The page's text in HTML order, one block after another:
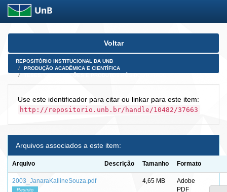
Skip
Voltar
REPOSITÓRIO INSTITUCIONAL DA UNB
PRODUÇÃO ACADÊMICA E CIENTÍFICA
Use este identificador para citar ou linkar para este item:
http://repositorio.unb.br/handle/10482/37663
Arquivos associados a este item:
Arquivo Descrição Tamanho Formato
2003_JanaraKallineSouza.pdf
Restrito
4,65 MB
Adobe
PDF